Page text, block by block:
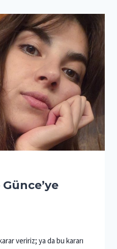
veririz; ya da bu kararı